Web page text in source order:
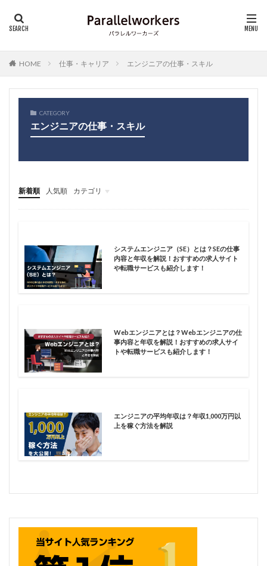
HOME 仕事・キャリア エンジニアの仕事・スキル
CATEGORY
エンジニアの仕事・スキル
新着順 人気順
カテゴリ
フリーランス基礎知識
仕事・キャリア
システムエンジニア（SE）とは？SEの仕事
内容と年収を解説！おすすめの求人サイト
や転職サービスも紹介します！
Webエンジニアとは？Webエンジニアの仕
事内容と年収を解説！おすすめの求人サイ
トや転職サービスも紹介します！
エンジニアの平均年収は？年収1,000万円以
上を稼ぐ方法を解説